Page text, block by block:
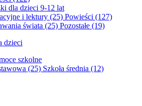
dla dzieci 9-12 lat
i lektury (25) Powieści (127)
świata (25) Pozostałe (19)
szkolne
(25) Szkoła średnia (12)